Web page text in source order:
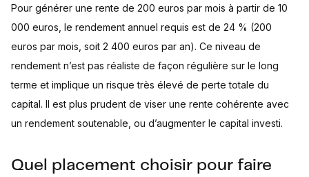
Pour générer une rente de 200 euros par mois à partir de 10
000 euros, le rendement annuel requis est de 24 % (200
euros par mois, soit 2 400 euros par an). Ce niveau de
rendement n’est pas réaliste de façon régulière sur le long
terme et implique un risque très élevé de perte totale du
capital. Il est plus prudent de viser une rente cohérente avec
un rendement soutenable, ou d’augmenter le capital investi.
Quel placement choisir pour faire